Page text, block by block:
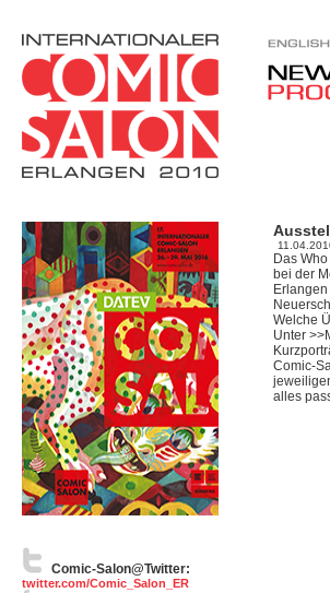
Comic-Salon@Twitter:
twitter.com/Comic_Salon_ER
Das
bei der
Welche
Unter
Comic-
alles